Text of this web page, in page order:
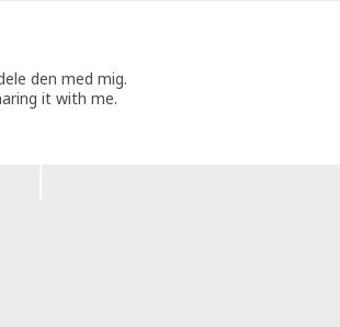
den med mig.
it with me.